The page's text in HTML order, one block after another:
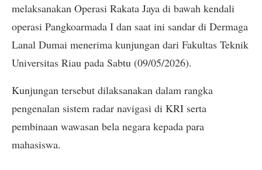
melaksanakan Operasi Rakata Jaya di bawah kendali
operasi Pangkoarmada I dan saat ini sandar di Dermaga
Lanal Dumai menerima kunjungan dari Fakultas Teknik
Universitas Riau pada Sabtu (09/05/2026).
Kunjungan tersebut dilaksanakan dalam rangka
pengenalan sistem radar navigasi di KRI serta
pembinaan wawasan bela negara kepada para
mahasiswa.